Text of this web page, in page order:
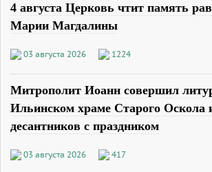
4 августа Церковь чтит память
Марии Магдалины
03 августа 2026 1224
Митрополит Иоанн совершил
Ильинском храме Старого Оскола
десантников с праздником
03 августа 2026 417